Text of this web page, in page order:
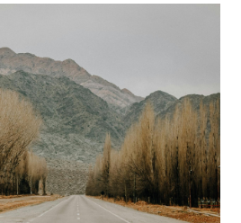
la red internacional
su cultura vitivinícola ha
y sostenibilidad,
para sommeliers, cocineros